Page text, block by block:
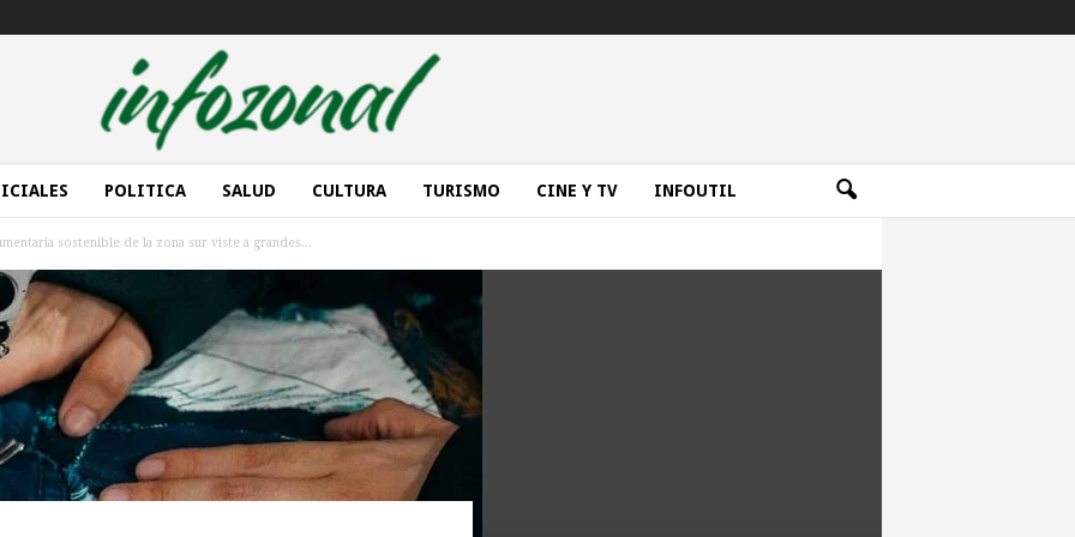
POLITICA SALUD CULTURA TURISMO CINE Y TV INFOUTIL
sostenible de la zona sur viste a grandes...